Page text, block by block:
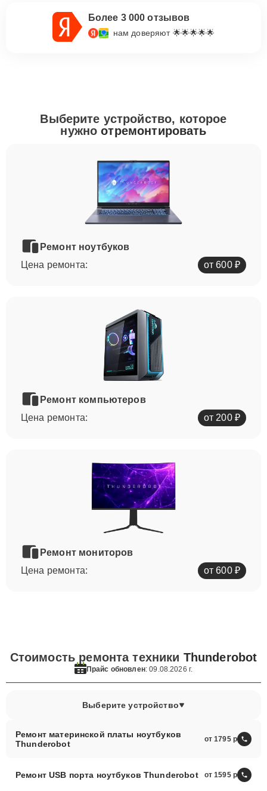
Более 3 000 отзывов
нам доверяют 🌟🌟🌟🌟🌟
Выберите устройство, которое
нужноотремонтировать
Ремонт ноутбуков
Цена ремонта:
от 600 ₽
Ремонт компьютеров
Цена ремонта:
от 200 ₽
Ремонт мониторов
Цена ремонта:
от 600 ₽
Стоимость ремонта техники Thunderobot
Прайс обновлен: 09.08.2026 г.
Выберите устройство
Ремонт материнской платы ноутбуков
Thunderobot
от 1795
Ремонт USB порта ноутбуков Thunderobot от 1595